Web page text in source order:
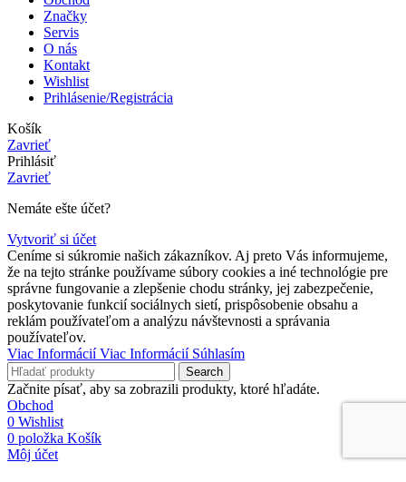
Značky
Servis
O nás
Kontakt
Wishlist
Prihlásenie/Registrácia
Košík
Zavrieť
Prihlásiť
Zavrieť
Nemáte ešte účet?
Vytvoriť si účet
Ceníme si súkromie našich zákazníkov. Aj preto Vás informujeme,
že na tejto stránke používame súbory cookies a iné technológie pre
správne fungovanie a zlepšenie chodu stránky, jej zabezpečenie,
poskytovanie funkcií sociálnych sietí, prispôsobenie obsahu a
reklám používateľom a analýzu návštevnosti a správania
používateľov.
Viac InformáciíViac Informácií Súhlasím
Search
Začnite písať, aby sa zobrazili produkty, ktoré hľadáte.
Obchod
0 Wishlist
0 položka Košík
Môj účet